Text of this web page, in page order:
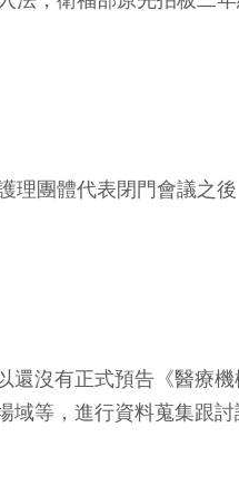
理團體代表閉門會議之
沒有正式預告《醫療
等，進行資料蒐集跟討